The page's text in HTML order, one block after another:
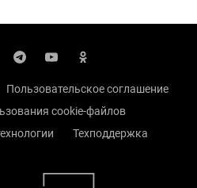
Пользовательское соглашение
cookie-файлов
Техподдержка